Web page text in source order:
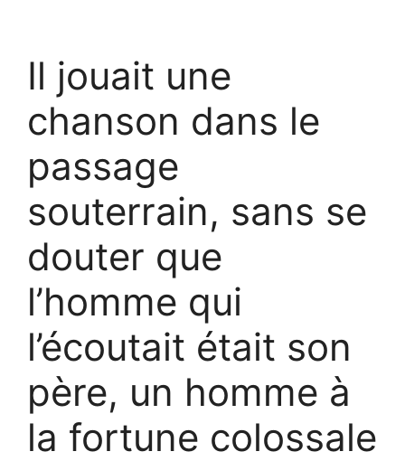
Il jouait une
chanson dans le
passage
souterrain, sans se
douter que
l’homme qui
l’écoutait était son
père, un homme à
la fortune colossale